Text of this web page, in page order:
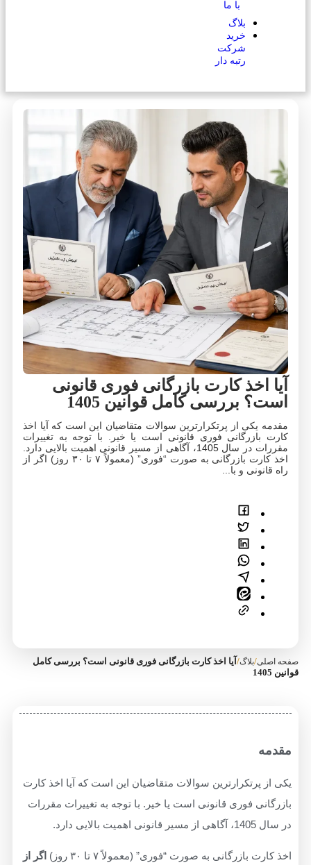
با ما
بلاگ
خرید
شرکت
رتبه دار
آیا اخذ کارت بازرگانی فوری قانونی
است؟ بررسی کامل قوانین 1405
مقدمه یکی از پرتکرارترین سوالات متقاضیان این است که آیا اخذ
کارت بازرگانی فوری قانونی است یا خیر. با توجه به تغییرات
مقررات در سال 1405، آگاهی از مسیر قانونی اهمیت بالایی دارد.
اخذ کارت بازرگانی به صورت “فوری” (معمولاً ۷ تا ۳۰ روز) اگر از
راه قانونی و با...
صفحه اصلی/بلاگ/ آیا اخذ کارت بازرگانی فوری قانونی است؟ بررسی کامل
قوانین 1405
مقدمه
یکی از پرتکرارترین سوالات متقاضیان این است که آیا اخذ کارت
بازرگانی فوری قانونی است یا خیر. با توجه به تغییرات مقررات
در سال 1405، آگاهی از مسیر قانونی اهمیت بالایی دارد.
اخذ کارت بازرگانی به صورت “فوری” (معمولاً ۷ تا ۳۰ روز)
اگر از